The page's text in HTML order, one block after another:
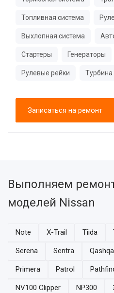
Топливная система
Выхлопная система
Стартеры Генераторы
Рулевые рейки Турбина
Записаться на ремонт
Выполняем
моделей Nissan
Note X-Trail Tiida
Serena Sentra
Primera Patrol
NV100 Clipper NP300